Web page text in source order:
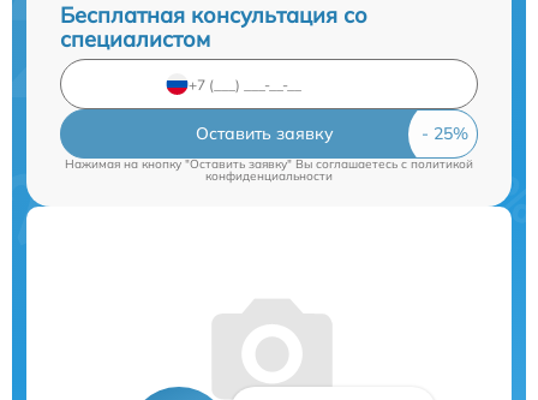
Бесплатная консультация со
специалистом
Оставить заявку
Нажимая на кнопку "Оставить заявку" Вы соглашаетесь cполитикой
конфиденциальности